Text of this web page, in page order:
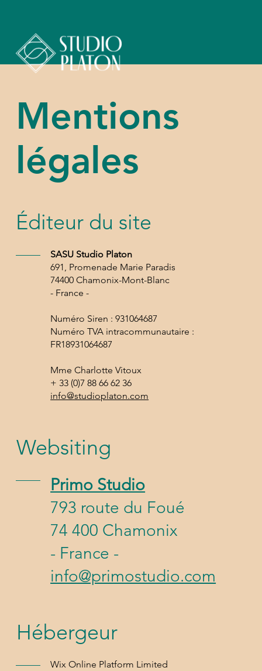
Mentions
légales
Éditeur du site
SASU Studio Platon
691, Promenade Marie Paradis
74400 Chamonix-Mont-Blanc
- France -
Numéro Siren : 931064687
Numéro TVA intracommunautaire :
FR18931064687
Mme Charlotte Vitoux
+ 33 (0)7 88 66 62 36
info@studioplaton.com
Websiting
Primo Studio
793 route du Foué
74 400 Chamonix
- France -
info@primostudio.com
Hébergeur
Wix Online Platform Limited